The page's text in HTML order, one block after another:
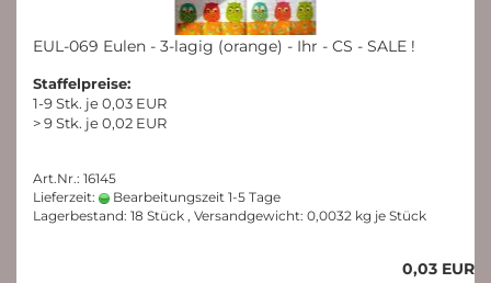
EUL-069 Eulen - 3-lagig (orange) - Ihr - CS - SALE !
Staffelpreise:
1-9 Stk. je 0,03 EUR
> 9 Stk. je 0,02 EUR
Art.Nr.: 16145
Lieferzeit:
Bearbeitungszeit 1-5 Tage
Lagerbestand: 18 Stück , Versandgewicht: 0,0032 kg je Stück
0,03 EUR